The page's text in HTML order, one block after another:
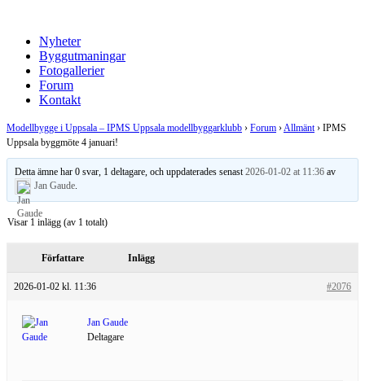
Nyheter
Byggutmaningar
Fotogallerier
Forum
Kontakt
Modellbygge i Uppsala – IPMS Uppsala modellbyggarklubb › Forum ›Allmänt › IPMS
Uppsala byggmöte 4 januari!
Detta ämne har 0 svar, 1 deltagare, och uppdaterades senast2026-01-02 at 11:36 av
Jan Gaude
Visar 1 inlägg (av 1 totalt)
Författare Inlägg
2026-01-02 kl. 11:36 #2076
Jan Gaude
Deltagare